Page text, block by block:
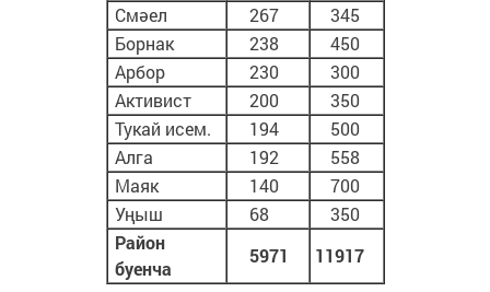
Смәел
267
345
Борнак
238
450
Арбор
230
300
Активист
200
350
Тукай исем.
194
500
Алга
192
558
Маяк
140
700
Уңыш
68
350
Район
буенча
5971 11917